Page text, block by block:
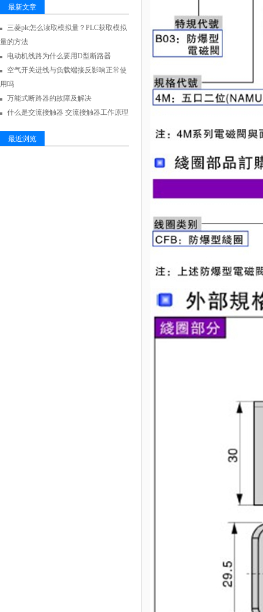
最新文章
三菱plc怎么读取模拟量？PLC获取模拟
量的方法
电动机线路为什么要用D型断路器
空气开关进线与负载端接反影响正常使
用吗
万能式断路器的故障及解决
什么是交流接触器 交流接触器工作原理
最近浏览